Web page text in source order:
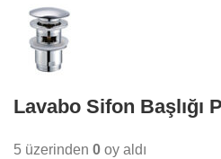
Lavabo Sifon Başlığı
5 üzerinden 0 oy aldı